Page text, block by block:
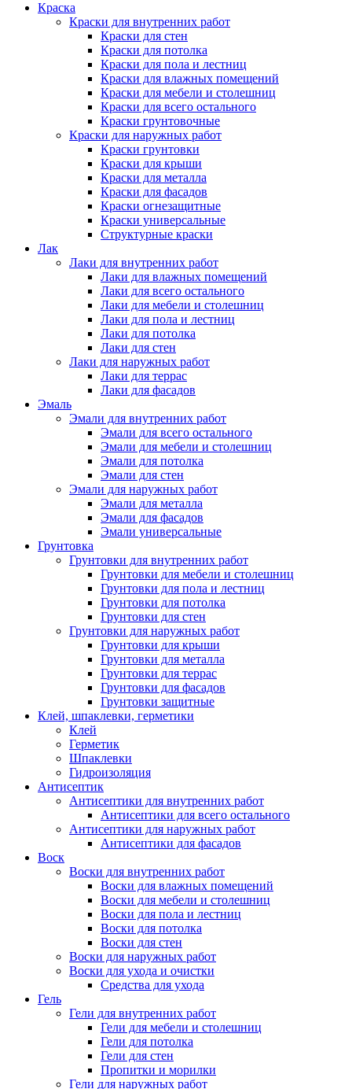
Краска
Краски для внутренних работ
Краски для стен
Краски для потолка
Краски для пола и лестниц
Краски для влажных помещений
Краски для мебели и столешниц
Краски для всего остального
Краски грунтовочные
Краски для наружных работ
Краски грунтовки
Краски для крыши
Краски для металла
Краски для фасадов
Краски огнезащитные
Краски универсальные
Структурные краски
Лак
Лаки для внутренних работ
Лаки для влажных помещений
Лаки для всего остального
Лаки для мебели и столешниц
Лаки для пола и лестниц
Лаки для потолка
Лаки для стен
Лаки для наружных работ
Лаки для террас
Лаки для фасадов
Эмаль
Эмали для внутренних работ
Эмали для всего остального
Эмали для мебели и столешниц
Эмали для потолка
Эмали для стен
Эмали для наружных работ
Эмали для металла
Эмали для фасадов
Эмали универсальные
Грунтовка
Грунтовки для внутренних работ
Грунтовки для мебели и столешниц
Грунтовки для пола и лестниц
Грунтовки для потолка
Грунтовки для стен
Грунтовки для наружных работ
Грунтовки для крыши
Грунтовки для металла
Грунтовки для террас
Грунтовки для фасадов
Грунтовки защитные
Клей, шпаклевки, герметики
Клей
Герметик
Шпаклевки
Гидроизоляция
Антисептик
Антисептики для внутренних работ
Антисептики для всего остального
Антисептики для наружных работ
Антисептики для фасадов
Воск
Воски для внутренних работ
Воски для влажных помещений
Воски для мебели и столешниц
Воски для пола и лестниц
Воски для потолка
Воски для стен
Воски для наружных работ
Воски для ухода и очистки
Средства для ухода
Гель
Гели для внутренних работ
Гели для мебели и столешниц
Гели для потолка
Гели для стен
Пропитки и морилки
Гели для наружных работ